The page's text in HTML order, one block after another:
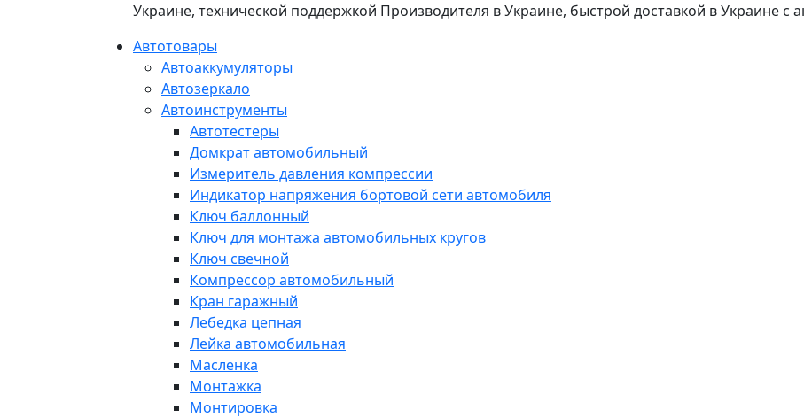
Украине, технической поддержкой Производителя в Украине, быстрой доставкой в Украине с
Автотовары
Автоаккумуляторы
Автозеркало
Автоинструменты
Автотестеры
Домкрат автомобильный
Измеритель давления компрессии
Индикатор напряжения бортовой сети автомобиля
Ключ баллонный
Ключ для монтажа автомобильных кругов
Ключ свечной
Компрессор автомобильный
Кран гаражный
Лебедка цепная
Лейка автомобильная
Масленка
Монтажка
Монтировка